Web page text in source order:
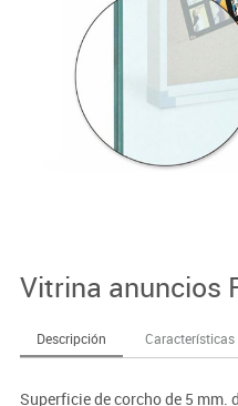
Vitrina anuncios
Descripción
Superficie de corcho de 5 mm.